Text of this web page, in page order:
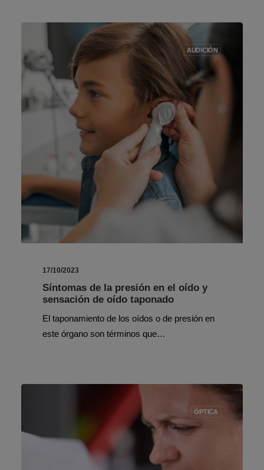
AUDICIÓN
17/10/2023
Síntomas de la presión en el oído y
sensación de oído taponado
El taponamiento de los oídos o de presión en
este órgano son términos que…
ÓPTICA